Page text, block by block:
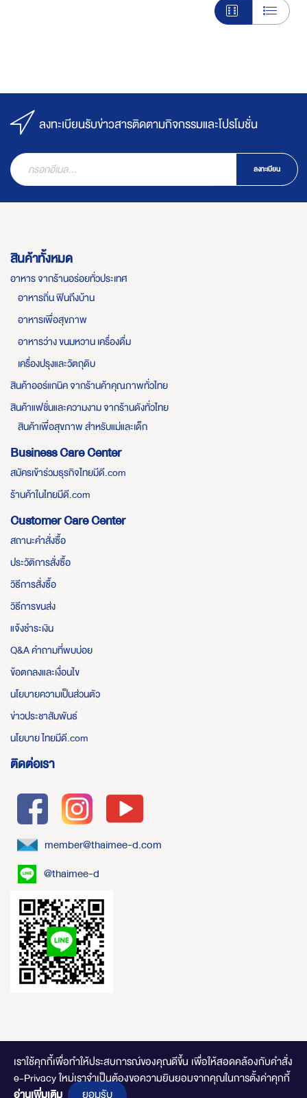
เราใช้คุกกี้เพื่อทำให้ประสบการณ์ของคุณดีขึ้น เพื่อให้สอดคล้องกับคำสั่ง
e-Privacy ใหม่เราจำเป็นต้องขอความยินยอมจากคุณในการตั้งค่าคุกกี้
ลงทะเบียนรับข่าวสารติดตามกิจกรรมและโปรโมชั่น
ลงทะเบียน
สินค้าทั้งหมด
อาหาร จากร้านอร่อยทั่วประเทศ
อาหารถิ่น ฟินถึงบ้าน
อาหารเพื่อสุขภาพ
อาหารว่าง ขนมหวาน เครื่องดื่ม
เครื่องปรุงและวัตถุดิบ
สินค้าออร์แกนิค จากร้านค้าคุณภาพทั่วไทย
สินค้าแฟชั่นและความงาม จากร้านดังทั่วไทย
สินค้าเพื่อสุขภาพ สำหรับแม่และเด็ก
Business Care Center
สมัครเข้าร่วมธุรกิจไทยมีดี.com
ร้านค้าในไทยมีดี.com
Customer Care Center
สถานะคำสั่งซื้อ
ประวัติการสั่งซื้อ
วิธีการสั่งซื้อ
วิธีการขนส่ง
แจ้งชำระเงิน
Q&A คำถามที่พบบ่อย
ข้อตกลงและเงื่อนไข
นโยบายความเป็นส่วนตัว
ข่าวประชาสัมพันธ์
นโยบาย ไทยมีดี.com
ติดต่อเรา
member@thaimee-d.com
@thaimee-d
ไทยมีดี.com © 2020 Online Store. All Rights Reserved. DESIGNED BYCLICK